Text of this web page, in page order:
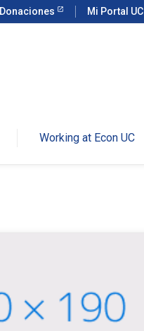
Donaciones Mi Portal UC
Working at Econ UC